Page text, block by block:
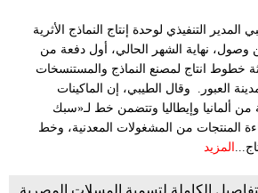
التنفيذي لوحدة إنتاج النماذج الأثرية
وصول، نهاية الشهر الحالي، أول دفعة من
خطوط انتاج لمصنع النماذج والمستنسخات
العبور. وقال الطيبي، إن الماكينات
من ألمانيا وإيطاليا وتتضمن خط لـ«سبك
المنتجات من المشغولات المعدنية، وخط
المزيد
الكاملة لتسمية المسلات المصرية